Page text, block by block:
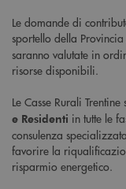
Le domande di
sportello della
saranno valutate in
risorse disponibili.
Le Casse Rurali
e Residenti in tutte le
consulenza
favorire la
risparmio energetico.